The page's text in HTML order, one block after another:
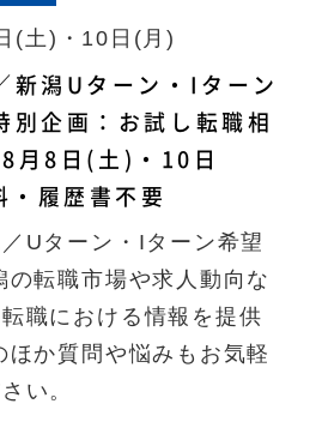
(土)・10日(月)
新潟Uターン・Iターン
別企画：お試し転職相
月8日(土)・10日
履歴書不要
Uターン・Iターン希望
の転職市場や求人動向な
職における情報を提供
ほか質問や悩みもお気軽
い。